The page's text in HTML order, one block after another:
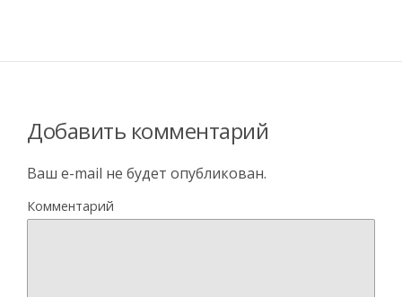
Добавить комментарий
Ваш e-mail не будет опубликован.
Комментарий